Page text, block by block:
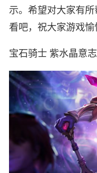
示。希望对大家有
看吧，祝大家游戏愉
宝石骑士 紫水晶意志